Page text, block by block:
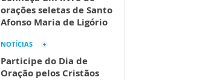
orações seletas de Santo
Afonso Maria de Ligório
NOTÍCIAS
Participe do Dia de
Oração pelos Cristãos